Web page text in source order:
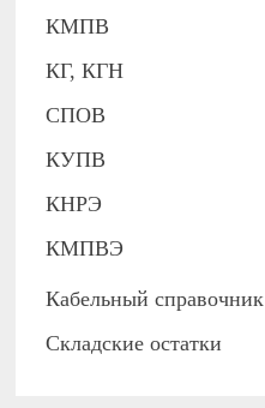
КМПВ
КГ, КГН
СПОВ
КУПВ
КНРЭ
КМПВЭ
Кабельный справочник
Складские остатки